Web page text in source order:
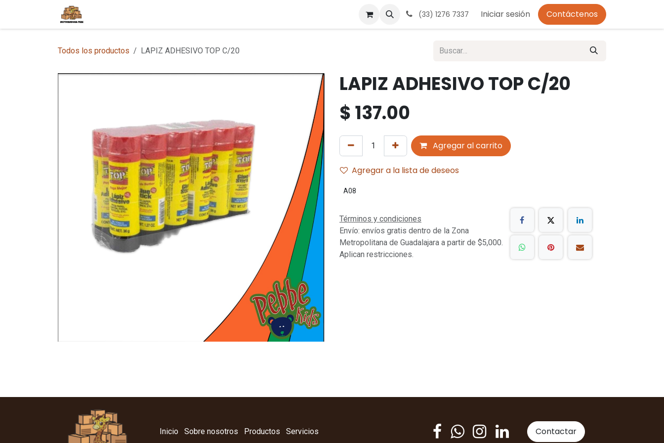
Términos y condiciones Aviso de Privacidad
(33) 1276 7337 Iniciar sesión Contáctenos
Todos los productos LAPIZ ADHESIVO TOP C/20
LAPIZ ADHESIVO TOP C/20
$137.00
Agregar al carrito
Agregar a la lista de deseos
A08
Términos y condiciones
Envío: envíos gratis dentro de la Zona
Metropolitana de Guadalajara a partir de $5,000.
Aplican restricciones.
Inicio Sobre nosotros Productos Servicios Contactar